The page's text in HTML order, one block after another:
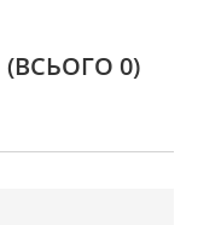
(ВСЬОГО 0)